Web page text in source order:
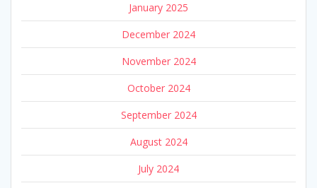
January 2025
December 2024
November 2024
October 2024
September 2024
August 2024
July 2024